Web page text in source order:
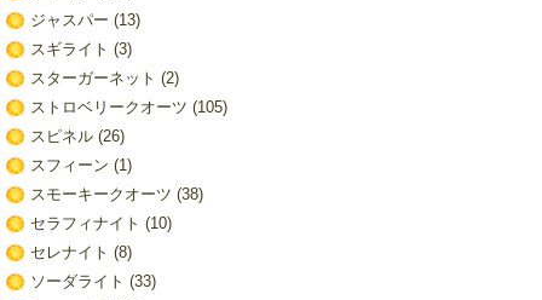
ジャスパー (13)
スギライト (3)
スターガーネット (2)
ストロベリークオーツ (105)
スピネル(26)
スフィーン (1)
スモーキークオーツ (38)
セラフィナイト (10)
セレナイト (8)
ソーダライト (33)